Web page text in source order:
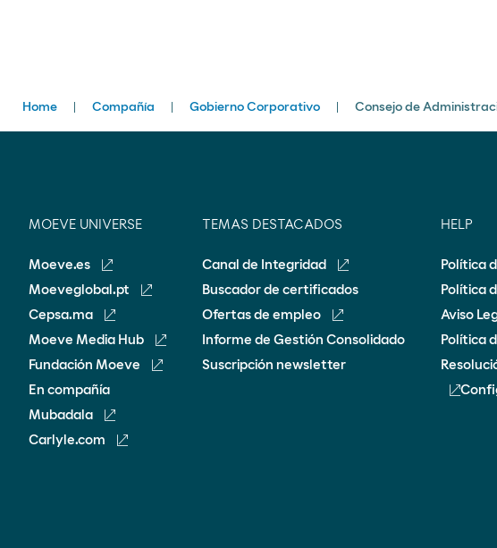
Breadcrumbs
Home Compañía Gobierno Corporativo Consejo de
MOEVE UNIVERSE
Moeve.es
Moeveglobal.pt
Cepsa.ma
Moeve Media Hub
Fundación Moeve
En compañía
Mubadala
Carlyle.com
TEMAS DESTACADOS
Canal de Integridad
Buscador de certificados
Ofertas de empleo
Informe de Gestión Consolidado
Suscripción newsletter
HELP
Política
Política
Aviso
Política